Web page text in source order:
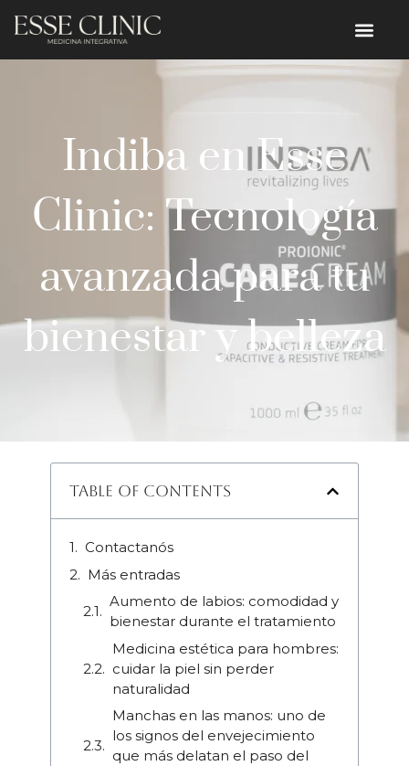
Indiba en Esse
Clinic: Tecnología
avanzada para tu
bienestar y belleza
Table of Contents
Contactanós
Más entradas
Aumento de labios: comodidad y
bienestar durante el tratamiento
Medicina estética para hombres:
cuidar la piel sin perder
naturalidad
Manchas en las manos: uno de
los signos del envejecimiento
que más delatan el paso del